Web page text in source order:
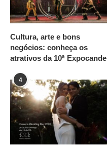
Cultura, arte e bons
negócios: conheça os
atrativos da 10ª Expocande
4